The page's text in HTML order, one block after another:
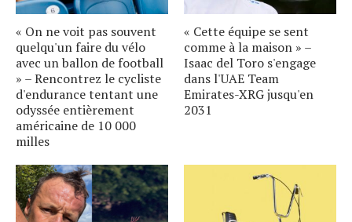
« On ne voit pas souvent
quelqu'un faire du vélo
avec un ballon de football
» – Rencontrez le cycliste
d'endurance tentant une
odyssée entièrement
américaine de 10 000
milles
« Cette équipe se sent
comme à la maison » –
Isaac del Toro s'engage
dans l'UAE Team
Emirates-XRG jusqu'en
2031